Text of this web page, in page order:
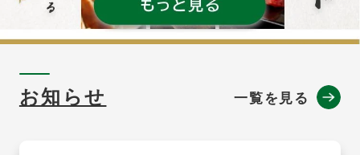
お知らせ 一覧を見る